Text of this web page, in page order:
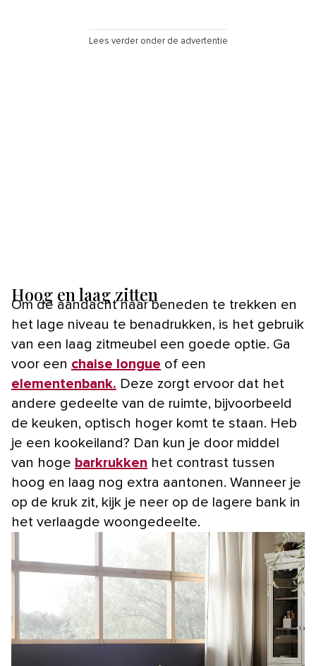
Lees verder onder de advertentie
Hoog en laag zitten
Om de aandacht naar beneden te trekken en
het lage niveau te benadrukken, is het gebruik
van een laag zitmeubel een goede optie. Ga
voor een chaise longue of een
elementenbank. Deze zorgt ervoor dat het
andere gedeelte van de ruimte, bijvoorbeeld
de keuken, optisch hoger komt te staan. Heb
je een kookeiland? Dan kun je door middel
van hoge barkrukken het contrast tussen
hoog en laag nog extra aantonen. Wanneer je
op de kruk zit, kijk je neer op de lagere bank in
het verlaagde woongedeelte.